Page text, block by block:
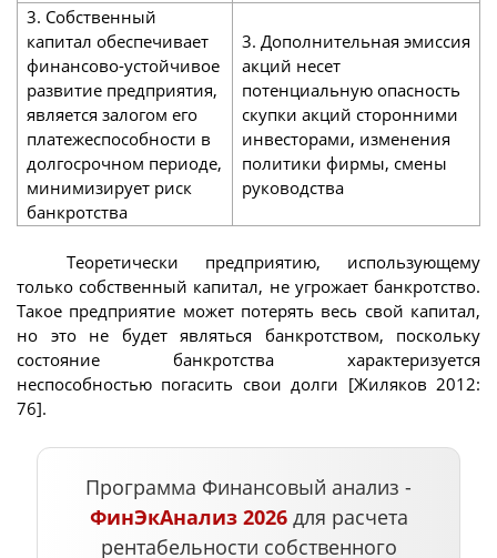
3. Собственный
капитал обеспечивает
финансово-устойчивое
развитие предприятия,
является залогом его
платежеспособности в
долгосрочном периоде,
минимизирует риск
банкротства
3. Дополнительная эмиссия
акций несет
потенциальную опасность
скупки акций сторонними
инвесторами, изменения
политики фирмы, смены
руководства
Теоретически предприятию, использующему
только собственный капитал, не угрожает банкротство.
Такое предприятие может потерять весь свой капитал,
но это не будет являться банкротством, поскольку
состояние банкротства характеризуется
неспособностью погасить свои долги [Жиляков 2012:
76].
Программа Финансовый анализ -
ФинЭкАнализ 2026для расчета
рентабельности собственного